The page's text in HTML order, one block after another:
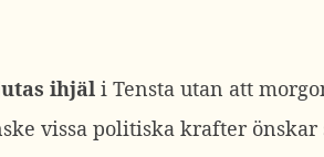
ihjäl i Tensta utan att
vissa politiska krafter önskar